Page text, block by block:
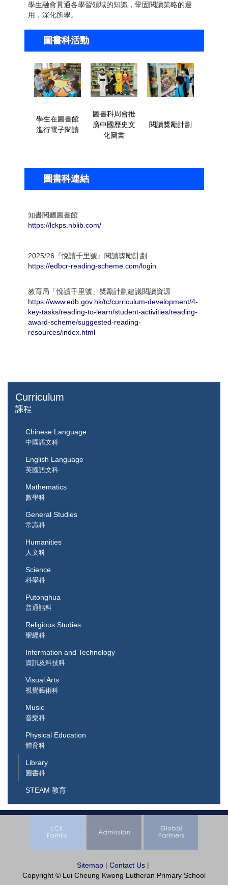
Curriculum
課程
Chinese Language
中國語文科
English Language
英國語文科
Mathematics
數學科
General Studies
常識科
Humanities
人文科
Science
科學科
Putonghua
普通話科
Religious Studies
聖經科
Information and Technology
資訊及科技科
Visual Arts
視覺藝術科
Music
音樂科
Physical Education
體育科
Library
圖書科
STEAM 教育
學生融會貫通各學習領域的知識，鞏固閱讀策略的運
用，深化所學。
圖書科活動
學生在圖書館
進行電子閱讀
圖書科周會推
廣中國歷史文
化圖書
閱讀獎勵計劃
圖書科連結
知書閱聽圖書館
https://lckps.nblib.com/
2025/26『悦讀千里號』閱讀獎勵計劃
https://edbcr-reading-scheme.com/login
教育局「悅讀千里號」奬勵計劃建議閱讀資源
https://www.edb.gov.hk/tc/curriculum-development/4-
key-tasks/reading-to-learn/student-activities/reading-
award-scheme/suggested-reading-
resources/index.html
Sitemap | Contact Us |
Copyright © Lui Cheung Kwong Lutheran Primary School